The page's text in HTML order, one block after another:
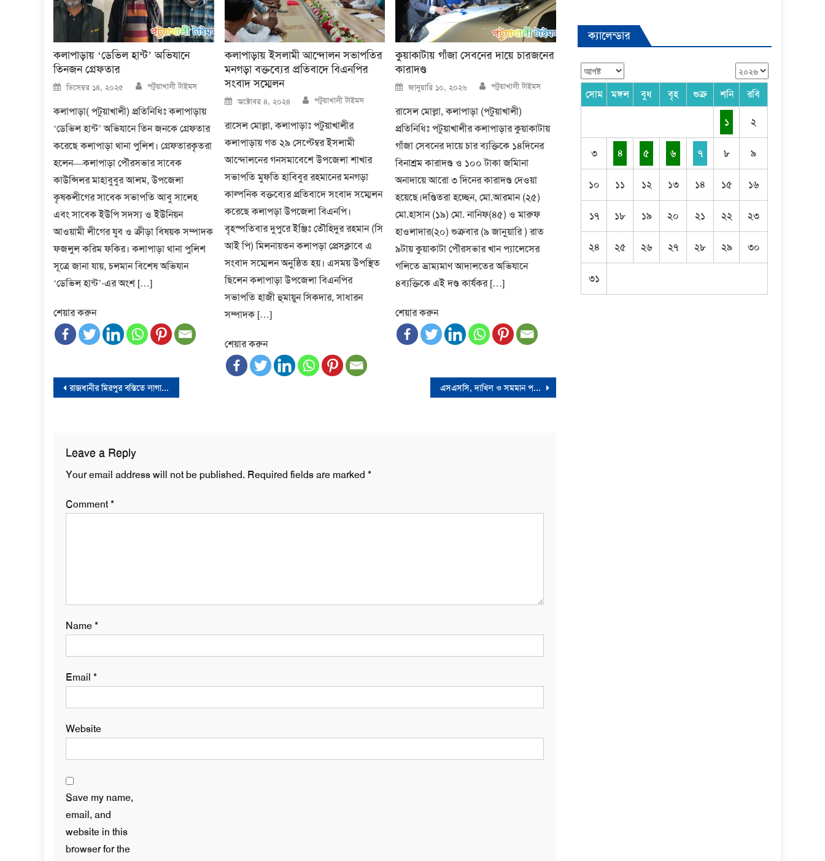
কলাপাড়ায় ‘ডেভিল হান্ট’ অভিযানে
তিনজন গ্রেফতার
Posted
on
ডিসেম্বর ১৪, ২০২৫ Author
পটুয়াখালী টাইমস
কলাপাড়া( পটুয়াখালী) প্রতিনিধিঃ কলাপাড়ায়
‘ডেভিল হান্ট’ অভিযানে তিন জনকে গ্রেফতার
করেছে কলাপাড়া থানা পুলিশ। গ্রেফতারকৃতরা
হলেন—কলাপাড়া পৌরসভার সাবেক
কাউন্সিলর মাহাবুবুর আলম, উপজেলা
কৃষকলীগের সাবেক সভাপতি আবু সালেহ
এবং সাবেক ইউপি সদস্য ও ইউনিয়ন
আওয়ামী লীগের যুব ও ক্রীড়া বিষয়ক সম্পাদক
ফজলুল করিম ফকির। কলাপাড়া থানা পুলিশ
সূত্রে জানা যায়, চলমান বিশেষ অভিযান
‘ডেভিল হান্ট’-এর অংশ […]
শেয়ার করুন
কলাপাড়ায় ইসলামী আন্দোলন সভাপতির
মনগড়া বক্তব্যের প্রতিবাদে বিএনপির
সংবাদ সম্মেলন
Posted
on
অক্টোবর ৪, ২০২৪ Author
পটুয়াখালী টাইমস
রাসেল মোল্লা, কলাপাড়াঃ পটুয়াখালীর
কলাপাড়ায় গত ২৯ সেপ্টেম্বর ইসলামী
আন্দোলনের গনসমাবেশে উপজেলা শাখার
সভাপতি মুফতি হাবিবুর রহমানের মনগড়া
কাল্পনিক বক্তব্যের প্রতিবাদে সংবাদ সম্মেলন
করেছে কলাপড়া উপজেলা বিএনপি।
বৃহস্পতিবার দুপুরে ইঞ্জিঃ তৌহিদুর রহমান (সি
আই পি) মিলনায়তন কলাপড়া প্রেসক্লাবে এ
সংবাদ সম্মেলন অনুষ্ঠিত হয়। এসময় উপস্থিত
ছিলেন কলাপাড়া উপজেলা বিএনপির
সভাপতি হাজী হুমায়ুন সিকদার, সাধারন
সম্পাদক […]
শেয়ার করুন
কুয়াকাটায় গাঁজা সেবনের দায়ে চারজনের
কারাদণ্ড
Posted
on
জানুয়ারি ১০, ২০২৬ Author
পটুয়াখালী টাইমস
রাসেল মোল্লা, কলাপাড়া (পটুয়াখালী)
প্রতিনিধিঃ পটুয়াখালীর কলাপাড়ার কুয়াকাটায়
গাঁজা সেবনের দায়ে চার ব্যক্তিকে ১৪দিনের
বিনাশ্রম কারাদণ্ড ও ১০০ টাকা জমিানা
অনাদায়ে আরো ৩ দিনের কারাদণ্ড দেওয়া
হয়েছে।দণ্ডিতরা হচ্ছেন, মো.আরমান (২৫)
মো.হাসান (১৯) মো. নানিফ(৪৫) ও মারুফ
হাওলাদার(২০) শুক্রবার (৯ জানুয়ারি ) রাত
৯টায় কুয়াকাটা পৌরসভার খান প্যালেসের
গলিতে ভ্রাম্যমাণ আদালতের অভিযানে
৪ব্যক্তিকে এই দণ্ড কার্যকর […]
শেয়ার করুন
Post
রাজধানীর মিরপুর বস্তিতে লাগা ভয়াবহ আগুন নিয়ন্ত্রণে এসএসসি, দাখিল ও সমমান পরীক্ষা শুরু আজ
Leave a Reply
Your email address will not be published. Required fields are marked *
Comment*
Name*
Email *
Website
Save my name,
email, and
website in this
browser for the
ক্যালেন্ডার
সোম মঙ্গল বুধ বৃহ শুক্র শনি রবি
১ ২
৩ ৪ ৫ ৬ ৭ ৮ ৯
১০ ১১ ১২ ১৩ ১৪ ১৫ ১৬
১৭ ১৮ ১৯ ২০ ২১ ২২ ২৩
২৪ ২৫ ২৬ ২৭ ২৮ ২৯ ৩০
৩১